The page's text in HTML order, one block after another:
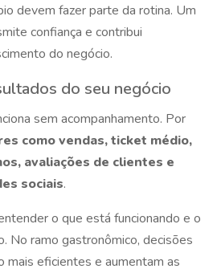
devem fazer parte da rotina. Um
confiança e contribui
do negócio.
do seu negócio
sem acompanhamento. Por
como vendas, ticket médio,
avaliações de clientes e
sociais.
o que está funcionando e o
No ramo gastronômico, decisões
mais eficientes e aumentam as